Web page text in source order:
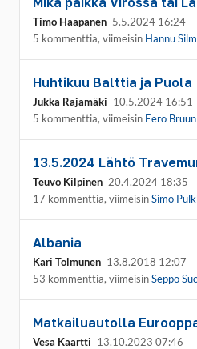
Timo Haapanen 5.5.2024 16:24
5 kommenttia, viimeisin Hannu
Huhtikuu Balttia ja Puola
Jukka Rajamäki 10.5.2024 16:51
5 kommenttia, viimeisin Eero Bruun
13.5.2024 Lähtö
Teuvo Kilpinen 20.4.2024 18:35
17 kommenttia, viimeisinSimo
Albania
Kari Tolmunen 13.8.2018 12:07
53 kommenttia, viimeisinSeppo
Matkailuautolla
Vesa Kaartti 13.10.2023 07:46